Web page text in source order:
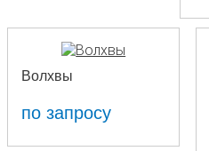
Волхвы
по запросу